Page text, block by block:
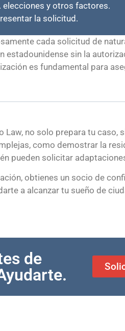
elecciones y otros factores.
la solicitud.
cada solicitud de
sin la
es fundamental para
no solo prepara tu
como demostrar la
pueden solicitar
obtienes un socio de
a alcanzar tu sueño de
de